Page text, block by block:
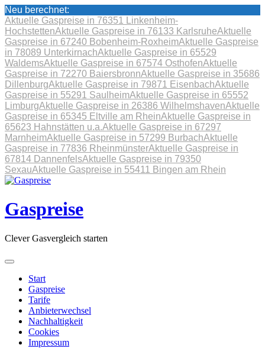
Neu berechnet:
Aktuelle Gaspreise in 76351 Linkenheim-
HochstettenAktuelle Gaspreise in 76133 KarlsruheAktuelle
Gaspreise in 67240 Bobenheim-RoxheimAktuelle Gaspreise
in 78089 UnterkirnachAktuelle Gaspreise in 65529
WaldemsAktuelle Gaspreise in 67574 OsthofenAktuelle
Gaspreise in 72270 BaiersbronnAktuelle Gaspreise in 35686
DillenburgAktuelle Gaspreise in 79871 EisenbachAktuelle
Gaspreise in 55291 SaulheimAktuelle Gaspreise in 65552
LimburgAktuelle Gaspreise in 26386 WilhelmshavenAktuelle
Gaspreise in 65345 Eltville am RheinAktuelle Gaspreise in
65623 Hahnstätten u.a.Aktuelle Gaspreise in 67297
MarnheimAktuelle Gaspreise in 57299 BurbachAktuelle
Gaspreise in 77836 RheinmünsterAktuelle Gaspreise in
67814 DannenfelsAktuelle Gaspreise in 79350
SexauAktuelle Gaspreise in 55411 Bingen am Rhein
Skip
content
Gaspreise
Clever Gasvergleich starten
Start
Gaspreise
Tarife
Anbieterwechsel
Nachhaltigkeit
Cookies
Impressum